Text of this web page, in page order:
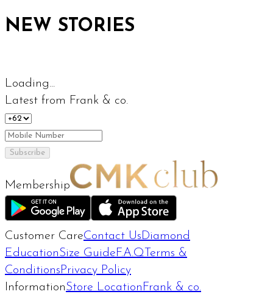
NEW STORIES
Loading...
Latest from Frank & co.
Subscribe
Membership
Customer CareContact UsDiamond
EducationSize GuideF.A.Q Terms &
ConditionsPrivacy Policy
InformationStore Location Frank & co.